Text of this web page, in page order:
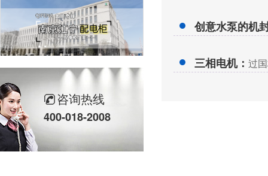
创意水泵的机
三相电机： 过
南京江宁做配电柜厂家
咨询热线
400-018-2008